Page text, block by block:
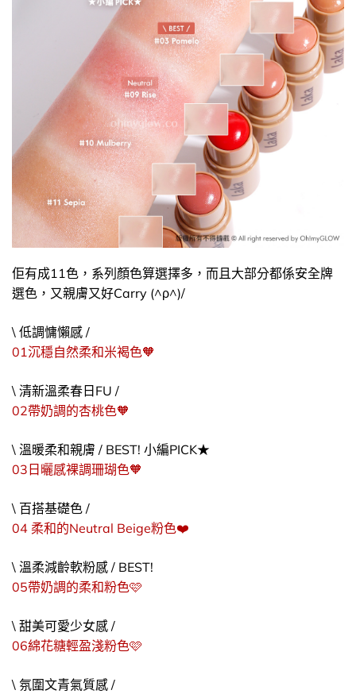
佢有成11色，系列顏色算選擇多，而且大部分都係安全牌
選色，又親膚又好Carry (^ρ^)/
\ 低調慵懶感 /
01沉穩自然柔和米褐色​🧡​
\ 清新溫柔春日FU /
02帶奶調的杏桃色​🧡​
\ 溫暖柔和親膚 / BEST! 小編PICK★
03日曬感裸調珊瑚色​🧡​
\ 百搭基礎色 /
04 柔和的Neutral Beige粉色❤️​
\ 溫柔減齡軟粉感 / BEST!
05帶奶調的柔和粉色🩷​
\ 甜美可愛少女感 /
06綿花糖輕盈淺粉色🩷​
\ 氛圍文青氣質感 /